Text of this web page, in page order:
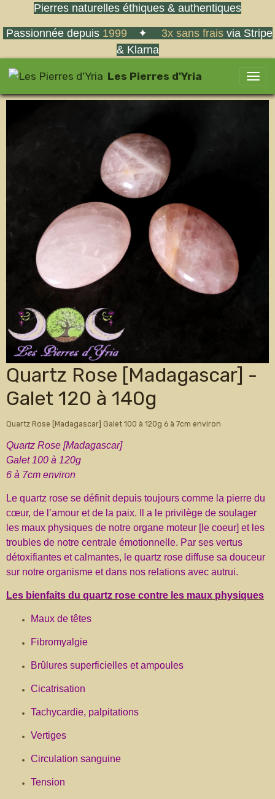
Pierres naturelles éthiques & authentiques
Passionnée depuis 1999 ✦ 3x sans fraisvia Stripe
& Klarna
Les Pierres d'Yria
Quartz Rose [Madagascar] -
Galet 120 à 140g
Quartz Rose [Madagascar] Galet 100 à 120g 6 à 7cm environ
Quartz Rose [Madagascar]
Galet 100 à 120g
6 à 7cm environ
Le quartz rose se définit depuis toujours comme la pierre du
cœur, de l’amour et de la paix. Il a le privilège de soulager
les maux physiques de notre organe moteur [le coeur] et les
troubles de notre centrale émotionnelle. Par ses vertus
détoxifiantes et calmantes, le quartz rose diffuse sa douceur
sur notre organisme et dans nos relations avec autrui.
Les bienfaits du quartz rose contre les maux physiques
Maux de têtes
Fibromyalgie
Brûlures superficielles et ampoules
Cicatrisation
Tachycardie, palpitations
Vertiges
Circulation sanguine
Tension